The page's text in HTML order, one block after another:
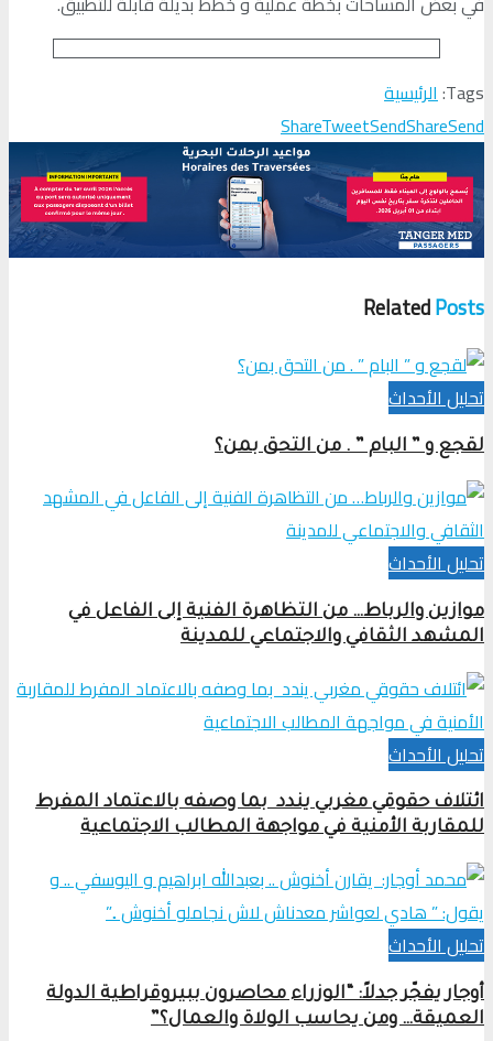
Tags: الرئيسية
ShareTweetSendShareSend
RelatedPosts
تحلیل الأحداث
لقجع و ” البام ” . من التحق بمن؟
تحلیل الأحداث
موازين والرباط… من التظاهرة الفنية إلى الفاعل في
المشهد الثقافي والاجتماعي للمدينة
تحلیل الأحداث
ائتلاف حقوقي مغربي يندد بما وصفه بالاعتماد المفرط
للمقاربة الأمنية في مواجهة المطالب الاجتماعية
تحلیل الأحداث
أوجار يفجّر جدلاً: “الوزراء محاصرون ببيروقراطية الدولة
العميقة… ومن يحاسب الولاة والعمال؟”